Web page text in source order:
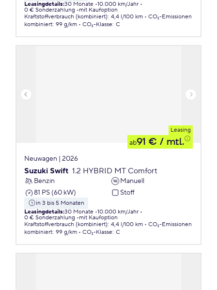
Leasingdetails:30 Monate 10.000 km/Jahr
0 € Sonderzahlung
mit Kaufoption
Kraftstoffverbrauch (kombiniert): 4,4 l/100 km
CO₂-Emissionen
kombiniert: 99 g/km CO₂-Klasse: C
Leasing
ab91 € / mtl.
Neuwagen | 2026
Suzuki Swift 1.2 HYBRID MT Comfort
Benzin
Manuell
81 PS (60 kW)
Stoff
in 3 bis 5 Monaten
Leasingdetails:30 Monate 10.000 km/Jahr
0 € Sonderzahlung
mit Kaufoption
Kraftstoffverbrauch (kombiniert): 4,4 l/100 km
CO₂-Emissionen
kombiniert: 99 g/km CO₂-Klasse: C